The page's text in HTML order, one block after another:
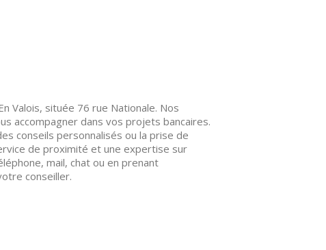
Valois, située 76 rue Nationale. Nos
accompagner dans vos projets bancaires.
conseils personnalisés ou la prise de
de proximité et une expertise sur
mail, chat ou en prenant
conseiller.